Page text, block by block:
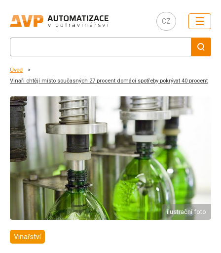
CZ ☰
Úvod
Vinaři chtějí místo současných 27 procent domácí spotřeby pokrývat 40 procent
ilustrační foto
Vinařství